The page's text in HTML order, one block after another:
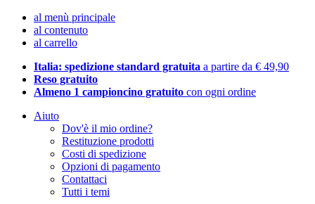
al menù principale
al contenuto
al carrello
Italia: spedizione standard gratuita a partire da € 49,90
Reso gratuito
Almeno 1 campioncino gratuito con ogni ordine
Aiuto
Dov'è il mio ordine?
Restituzione prodotti
Costi di spedizione
Opzioni di pagamento
Contattaci
Tutti i temi